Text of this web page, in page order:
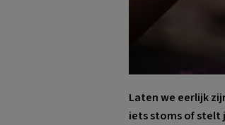
Laten we eerlijk
iets stoms of stelt